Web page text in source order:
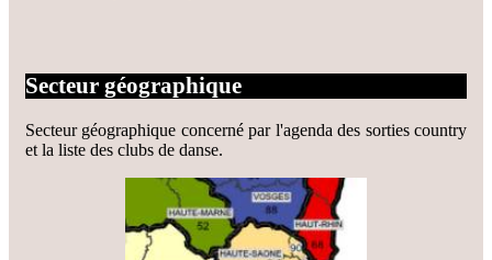
Secteur géographique
Secteur géographique concerné par l'agenda des sorties country
et la liste des clubs de danse.